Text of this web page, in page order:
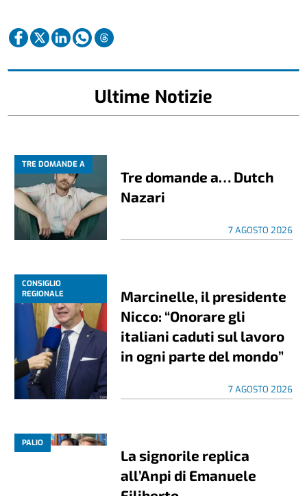
Ultime Notizie
TRE DOMANDE A
Tre domande a… Dutch
Nazari
7 AGOSTO 2026
CONSIGLIO
REGIONALE
Marcinelle, il presidente
Nicco: “Onorare gli
italiani caduti sul lavoro
in ogni parte del mondo”
7 AGOSTO 2026
PALIO
La signorile replica
all’Anpi di Emanuele